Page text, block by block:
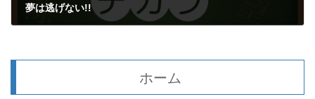
夢は逃げない!!
ホーム